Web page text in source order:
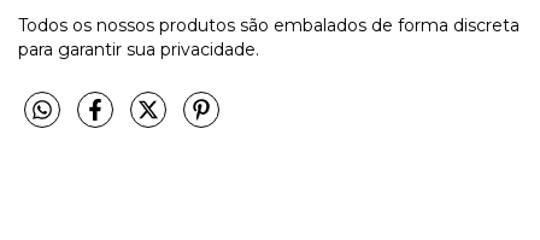
Todos os nossos produtos são embalados de forma discreta
para garantir sua privacidade.